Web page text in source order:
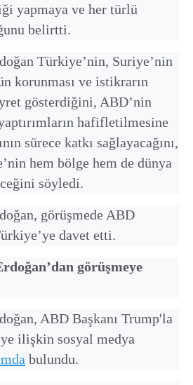
yapmaya ve her türlü
belirtti.
Türkiye’nin, Suriye’nin
korunması ve istikrarın
gösterdiğini, ABD’nin
hafifletilmesine
sürece katkı sağlayacağını,
hem bölge hem de dünya
söyledi.
görüşmede ABD
davet etti.
görüşmeye
ABD Başkanı Trump'la
ilişkin sosyal medya
bulundu.